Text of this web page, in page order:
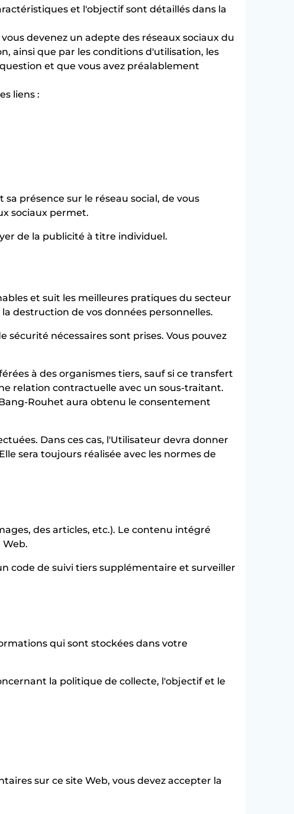
et l'objectif sont détaillés dans la
devenez un adepte des réseaux sociaux du
ainsi que par les conditions d'utilisation, les
et que vous avez préalablement
liens :
présence sur le réseau social, de vous
sociaux permet.
de la publicité à titre individuel.
et suit les meilleures pratiques du secteur
destruction de vos données personnelles.
sécurité nécessaires sont prises. Vous pouvez
à des organismes tiers, sauf si ce transfert
relation contractuelle avec un sous-traitant.
Rouhet aura obtenu le consentement
Dans ces cas, l'Utilisateur devra donner
sera toujours réalisée avec les normes de
des articles, etc.). Le contenu intégré
code de suivi tiers supplémentaire et surveiller
qui sont stockées dans votre
la politique de collecte, l'objectif et le
sur ce site Web, vous devez accepter la